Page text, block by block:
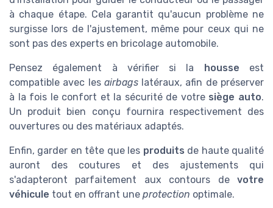
à chaque étape. Cela garantit qu'aucun problème ne
surgisse lors de l'ajustement, même pour ceux qui ne
sont pas des experts en bricolage automobile.
Pensez également à vérifier si la housse est
compatible avec les airbagslatéraux, afin de préserver
à la fois le confort et la sécurité de votre siège auto.
Un produit bien conçu fournira respectivement des
ouvertures ou des matériaux adaptés.
Enfin, garder en tête que les produits de haute qualité
auront des coutures et des ajustements qui
s'adapteront parfaitement aux contours de votre
véhicule tout en offrant une protection optimale.